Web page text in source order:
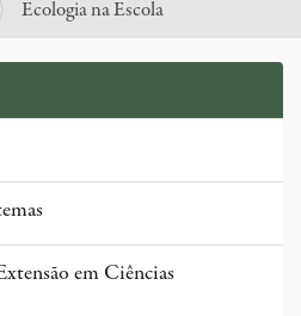
Ecologia na Escola
em Ciências